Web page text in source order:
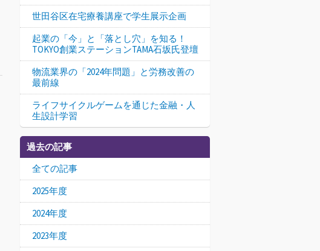
世田谷区在宅療養講座で学生展示企画
起業の「今」と「落とし穴」を知る！
TOKYO創業ステーションTAMA石坂氏登壇
物流業界の「2024年問題」と労務改善の
最前線
ライフサイクルゲームを通じた金融・人
生設計学習
過去の記事
全ての記事
2025年度
2024年度
2023年度